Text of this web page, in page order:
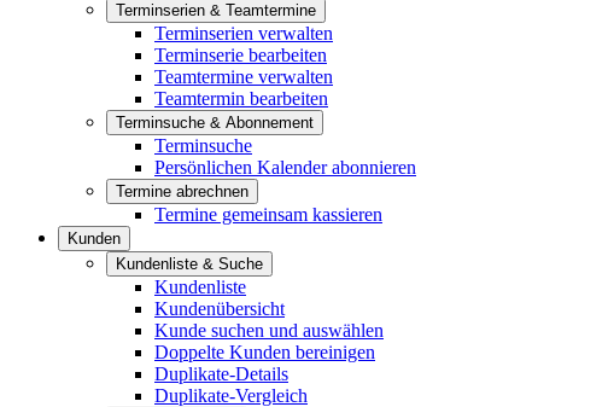
Terminserien & Teamtermine
Terminserien verwalten
Terminserie bearbeiten
Teamtermine verwalten
Teamtermin bearbeiten
Terminsuche & Abonnement
Terminsuche
Persönlichen Kalender abonnieren
Termine abrechnen
Termine gemeinsam kassieren
Kunden
Kundenliste & Suche
Kundenliste
Kundenübersicht
Kunde suchen und auswählen
Doppelte Kunden bereinigen
Duplikate-Details
Duplikate-Vergleich